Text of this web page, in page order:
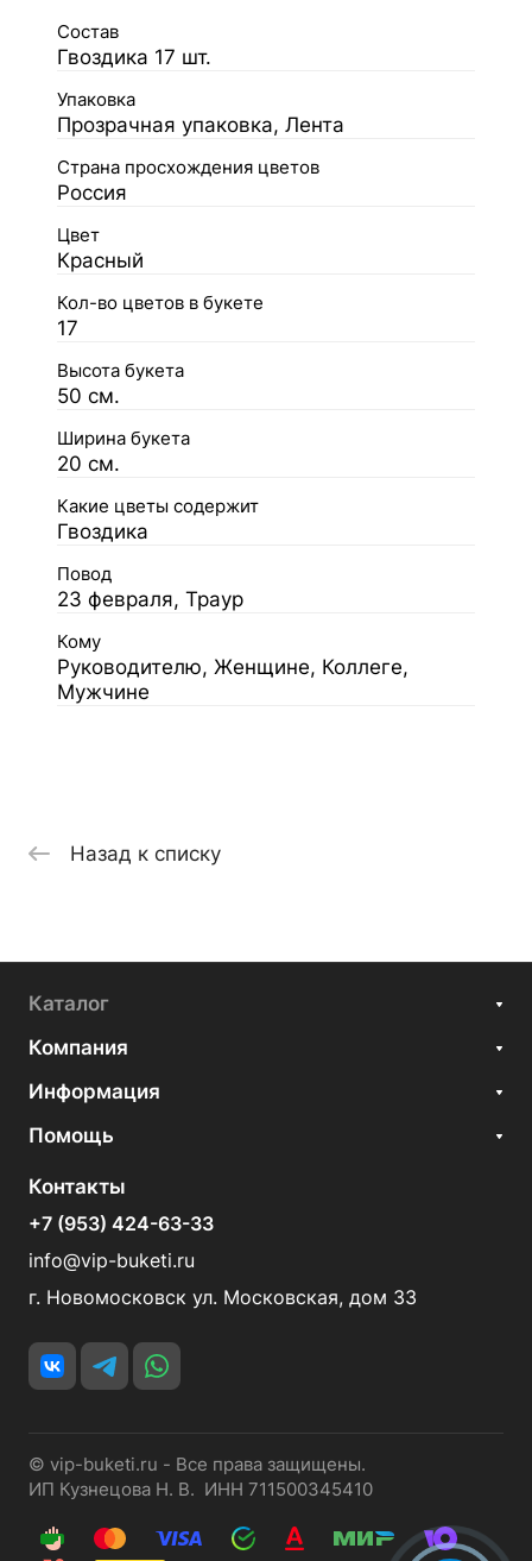
Состав
Гвоздика 17 шт.
Упаковка
Прозрачная упаковка, Лента
Страна просхождения цветов
Россия
Цвет
Красный
Кол-во цветов в букете
17
Высота букета
50 см.
Ширина букета
20 см.
Какие цветы содержит
Гвоздика
Повод
23 февраля, Траур
Кому
Руководителю, Женщине, Коллеге,
Мужчине
Назад к списку
Каталог
Компания
Информация
Помощь
Контакты
+7 (953) 424-63-33
info@vip-buketi.ru
г. Новомосковск ул. Московская, дом 33
© vip-buketi.ru - Все права защищены.
ИП Кузнецова Н. В. ИНН 711500345410